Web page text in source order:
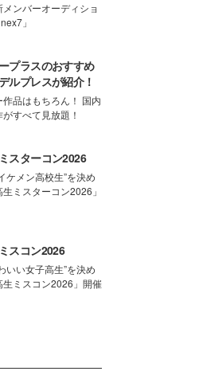
ンバーオーディショ
」
プラスのおすすめ
ルプレスが紹介！
品はもちろん！ 国内
すべて見放題！
スターコン2026
ケメン高校生”を決め
ミスターコン2026」
スコン2026
いい女子高生”を決め
生ミスコン2026」開催